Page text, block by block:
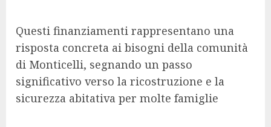
Questi finanziamenti rappresentano una
risposta concreta ai bisogni della comunità
di Monticelli, segnando un passo
significativo verso la ricostruzione e la
sicurezza abitativa per molte famiglie